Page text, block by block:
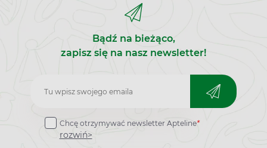
Bądź na bieżąco,
zapisz się na nasz newsletter!
Zapisz
do
newslettera
Chcę otrzymywać newsletter Apteline*
rozwiń>